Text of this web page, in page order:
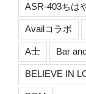
ASR-403ちは
Availコラボ
A士 Bar
BELIEVE IN